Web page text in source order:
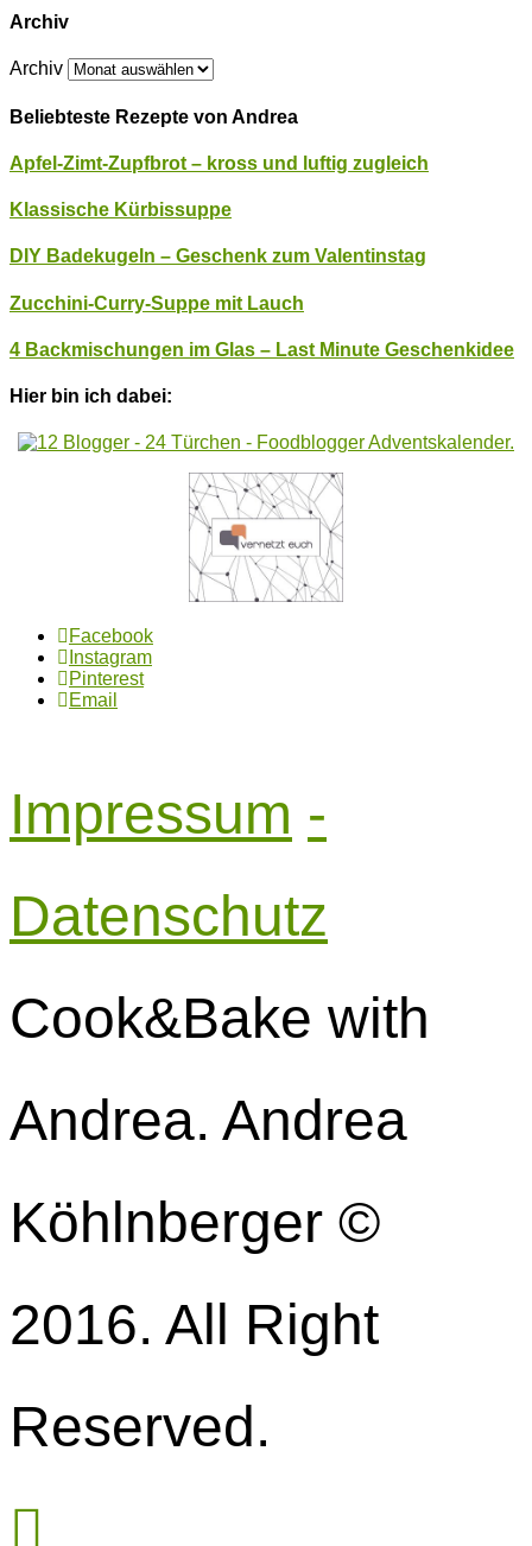
Archiv
Archiv
Beliebteste Rezepte von Andrea
Apfel-Zimt-Zupfbrot – kross und luftig zugleich
Klassische Kürbissuppe
DIY Badekugeln – Geschenk zum Valentinstag
Zucchini-Curry-Suppe mit Lauch
4 Backmischungen im Glas – Last Minute Geschenkidee
Hier bin ich dabei:
Facebook
Instagram
Pinterest
Email
Impressum -
Datenschutz
Cook&Bake with
Andrea. Andrea
Köhlnberger ©
2016. All Right
Reserved.